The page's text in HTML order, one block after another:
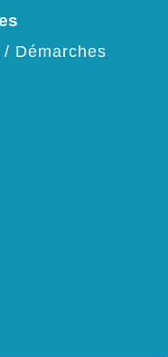
/ Démarches